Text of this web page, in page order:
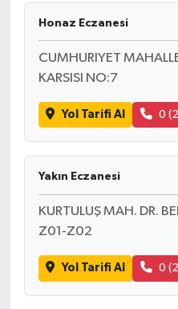
Honaz Eczanesi
CUMHURIYET
KARSISI NO:7
Yol Tarifi Al 0
Yakın Eczanesi
KURTULUŞ MAH. DR.
Z01-Z02
Yol Tarifi Al 0